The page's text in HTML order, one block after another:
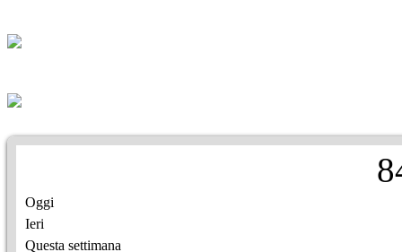
8
Oggi
Ieri
Questa settimana